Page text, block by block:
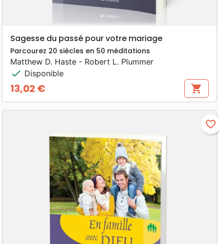
Sagesse du passé pour votre mariage
Parcourez 20 siècles en 50 méditations
Matthew D. Haste - Robert L. Plummer
check Disponible
Prix
13,02 € shopping_cart
favorite_border